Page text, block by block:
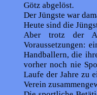
Götz abgelöst.
Der Jüngste war
Heute sind die
Aber trotz der
Voraussetzungen:
Handballern, die
vorher noch nie
Laufe der Jahre zu
Verein